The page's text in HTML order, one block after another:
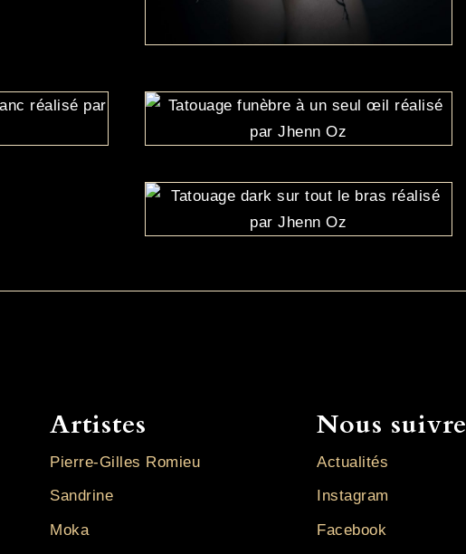
Artistes
Pierre-Gilles Romieu
Sandrine
Moka
Nous suivre
Actualités
Instagram
Facebook